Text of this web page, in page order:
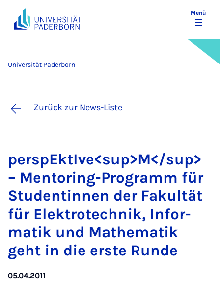
Menü
Universität Paderborn
Zurück zur News-Liste
per­spEk­tI­ve<sup>M</sup>
– Men­to­ring-Pro­gramm für
Stu­den­tin­nen der Fa­kul­tät
für Elek­tro­tech­nik, In­for­
ma­tik und Ma­the­ma­tik
geht in die ers­te Run­de
05.04.2011